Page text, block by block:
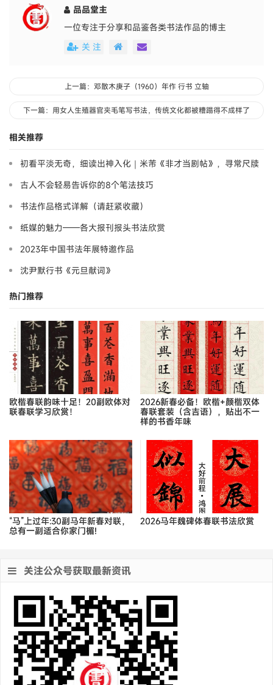
品品堂主
一位专注于分享和品鉴各类书法作品的博主
关 注
上一篇：邓散木庚子（1960）年作 行书 立轴
下一篇：用女人生殖器官夹毛笔写书法，传统文化都被糟蹋得不成样了
相关推荐
初看平淡无奇，细读出神入化｜米芾《非才当剧帖》，寻常尺牍
藏大道
古人不会轻易告诉你的8个笔法技巧
书法作品格式详解（请赶紧收藏）
纸媒的魅力——各大报刊报头书法欣赏
2023年中国书法年展特邀作品
沈尹默行书《元旦献词》
热门推荐
欧楷春联韵味十足！20副欧体对
联春联学习欣赏！
2026新春必备！欧楷+颜楷双体
春联套装（含吉语），贴出不一
样的书香年味
“马”上过年:30副马年新春对联，
总有一副适合你家门楣!
2026马年魏碑体春联书法欣赏
关注公众号获取最新资讯